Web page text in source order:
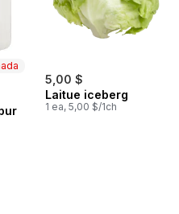
5,00 $
Laitue iceberg
1 ea, 5,00 $/1ch